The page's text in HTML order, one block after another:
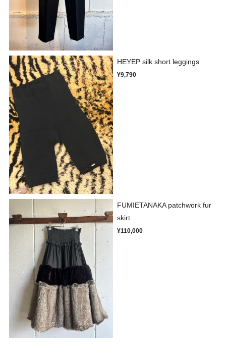
HEYEP silk short leggings
¥9,790
FUMIETANAKA patchwork fur
skirt
¥110,000